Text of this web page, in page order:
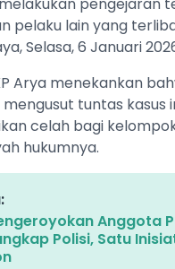
pengejaran
pelaku lain yang
Selasa, 6 Januari
Arya menekankan
tuntas kasus
celah bagi
hukumnya.
Anggota
Polisi, Satu